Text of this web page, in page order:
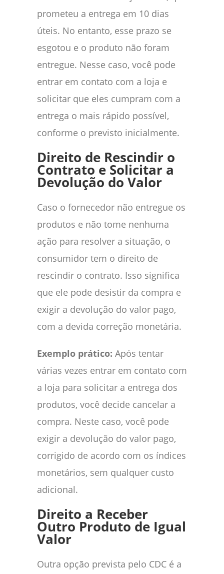
prometeu a entrega em 10 dias
úteis. No entanto, esse prazo se
esgotou e o produto não foram
entregue. Nesse caso, você pode
entrar em contato com a loja e
solicitar que eles cumpram com a
entrega o mais rápido possível,
conforme o previsto inicialmente.
Direito de Rescindir o
Contrato e Solicitar a
Devolução do Valor
Caso o fornecedor não entregue os
produtos e não tome nenhuma
ação para resolver a situação, o
consumidor tem o direito de
rescindir o contrato. Isso significa
que ele pode desistir da compra e
exigir a devolução do valor pago,
com a devida correção monetária.
Exemplo prático: Após tentar
várias vezes entrar em contato com
a loja para solicitar a entrega dos
produtos, você decide cancelar a
compra. Neste caso, você pode
exigir a devolução do valor pago,
corrigido de acordo com os índices
monetários, sem qualquer custo
adicional.
Direito a Receber
Outro Produto de Igual
Valor
Outra opção prevista pelo CDC é a